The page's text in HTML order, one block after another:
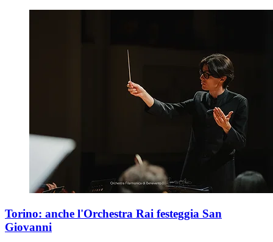
Torino: anche l'Orchestra Rai festeggia San
Giovanni